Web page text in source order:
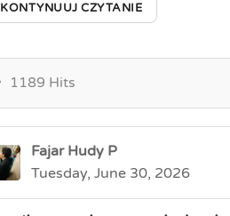
KONTYNUUJ CZYTANIE
1189 Hits
Fajar Hudy P
Tuesday, June 30, 2026